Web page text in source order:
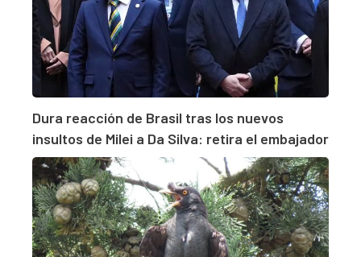
Dura reacción de Brasil tras los nuevos
insultos de Milei a Da Silva: retira el embajador